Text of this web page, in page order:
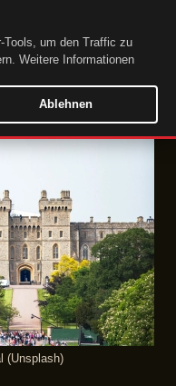
(Unsplash)
Tools, um den Traffic zu
Weitere Informationen
Ablehnen